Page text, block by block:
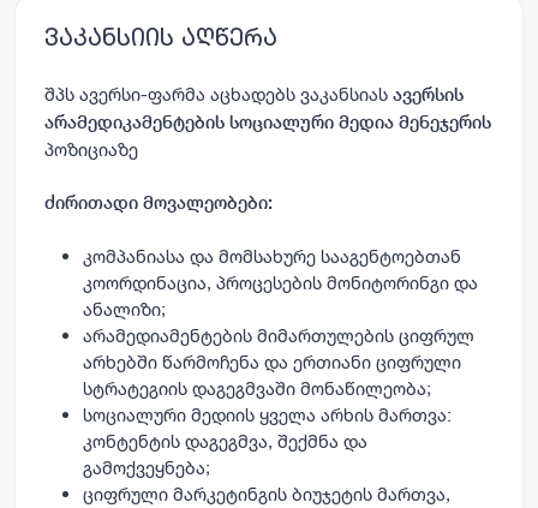
ვაკანსიის აღწერა
შპს ავერსი-ფარმა აცხადებს ვაკანსიას ავერსის
არამედიკამენტების სოციალური მედია მენეჯერის
პოზიციაზე
ძირითადი მოვალეობები:
კომპანიასა და მომსახურე სააგენტოებთან
კოორდინაცია, პროცესების მონიტორინგი და
ანალიზი;
არამედიამენტების მიმართულების ციფრულ
არხებში წარმოჩენა და ერთიანი ციფრული
სტრატეგიის დაგეგმვაში მონაწილეობა;
სოციალური მედიის ყველა არხის მართვა:
კონტენტის დაგეგმვა, შექმნა და
გამოქვეყნება;
ციფრული მარკეტინგის ბიუჯეტის მართვა,